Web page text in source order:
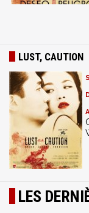
LUST, CAUTION
LES